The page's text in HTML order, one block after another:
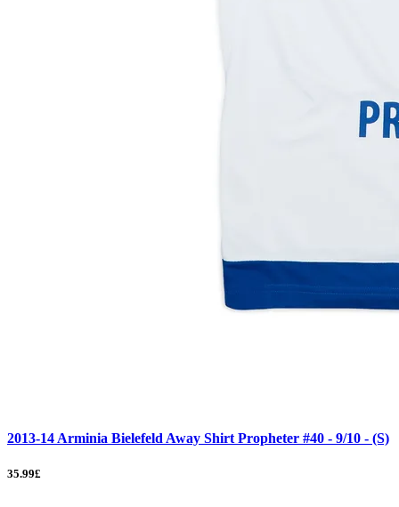
2013-14 Arminia Bielefeld Away Shirt Propheter #40 - 9/10 - (S)
35.99£